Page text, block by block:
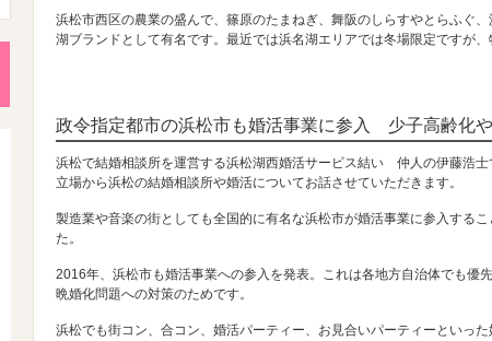
浜松市西区の農業の盛んで、篠原のたまねぎ、舞阪のしらすやとらふぐ
湖ブランドとして有名です。最近では浜名湖エリアでは冬場限定ですが、
政令指定都市の浜松市も婚活事業に参入 少子高齢化や
浜松で結婚相談所を運営する浜松湖西婚活サービス結い 仲人の伊藤浩
立場から浜松の結婚相談所や婚活についてお話させていただきます。
製造業や音楽の街としても全国的に有名な浜松市が婚活事業に参入する
た。
2016年、浜松市も婚活事業への参入を発表。これは各地方自治体でも優
晩婚化問題への対策のためです。
浜松でも街コン、合コン、婚活パーティー、お見合いパーティーといっ